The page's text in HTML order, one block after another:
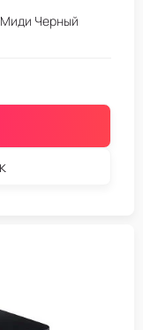
Черный